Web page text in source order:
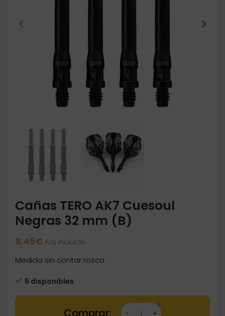
Cañas TERO AK7 Cuesoul
Negras 32 mm (B)
9,45€ Iva incluido
Medida sin contar rosca
5 disponibles
Cañas TERO AK7 Cuesoul Negras 32 mm (B)